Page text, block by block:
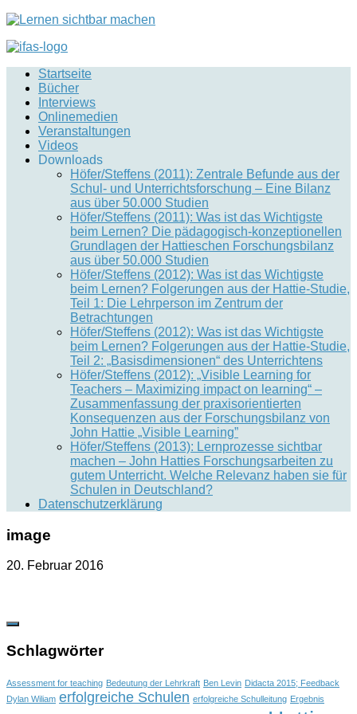
Startseite
Bücher
Interviews
Onlinemedien
Veranstaltungen
Videos
Downloads
Höfer/Steffens (2011): Zentrale Befunde aus der
Schul- und Unterrichtsforschung – Eine Bilanz
aus über 50.000 Studien
Höfer/Steffens (2011): Was ist das Wichtigste
beim Lernen? Die pädagogisch-konzeptionellen
Grundlagen der Hattieschen Forschungsbilanz
aus über 50.000 Studien
Höfer/Steffens (2012): Was ist das Wichtigste
beim Lernen? Folgerungen aus der Hattie-Studie,
Teil 1: Die Lehrperson im Zentrum der
Betrachtungen
Höfer/Steffens (2012): Was ist das Wichtigste
beim Lernen? Folgerungen aus der Hattie-Studie,
Teil 2: „Basisdimensionen“ des Unterrichtens
Höfer/Steffens (2012): „Visible Learning for
Teachers – Maximizing impact on learning“ –
Zusammenfassung der praxisorientierten
Konsequenzen aus der Forschungsbilanz von
John Hattie „Visible Learning”
Höfer/Steffens (2013): Lernprozesse sichtbar
machen – John Hatties Forschungsarbeiten zu
gutem Unterricht. Welche Relevanz haben sie für
Schulen in Deutschland?
Datenschutzerklärung
image
20. Februar 2016
Schlagwörter
Assessment for teaching Bedeutung der Lehrkraft Ben Levin Didacta 2015; Feedback
Dylan Wiliam erfolgreiche Schulen erfolgreiche Schulleitung Ergebnis